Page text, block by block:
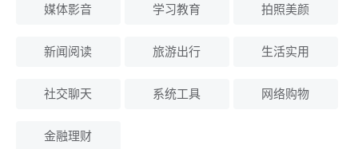
媒体影音 学习教育 拍照美颜
新闻阅读 旅游出行 生活实用
社交聊天 系统工具 网络购物
金融理财